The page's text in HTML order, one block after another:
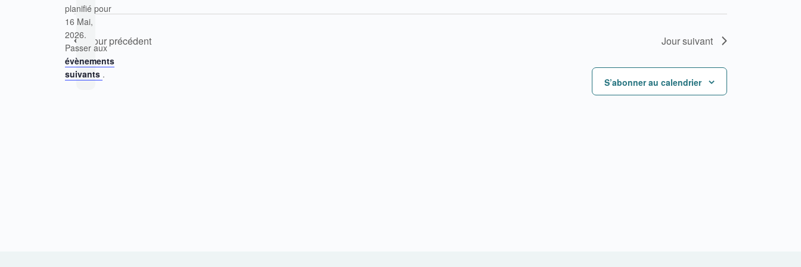
planifié pour
16 Mai,
2026.
Passer aux
évènements
suivants .
Jour précédent Jour suivant
S’abonner au calendrier